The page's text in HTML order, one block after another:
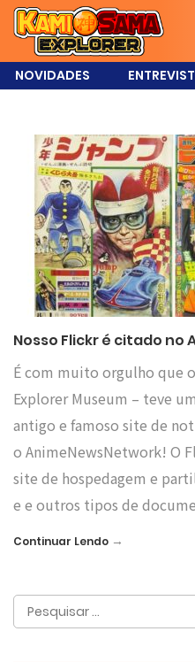
NOVIDADES
Nosso Flickr é citado no
É com muito orgulho que
Explorer Museum – teve
antigo e famoso site de
o AnimeNewsNetwork! O
site de hospedagem e
e e outros tipos de
Continuar Lendo →